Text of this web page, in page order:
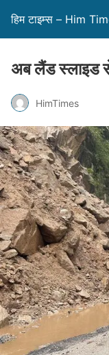
हिम टाइम्स – Him
अब लैंड स्लाइड
HimTimes